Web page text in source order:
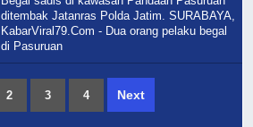
ditembak Jatanras Polda Jatim. SURABAYA,
KabarViral79.Com - Dua orang pelaku begal
di Pasuruan
2 3 4 Next